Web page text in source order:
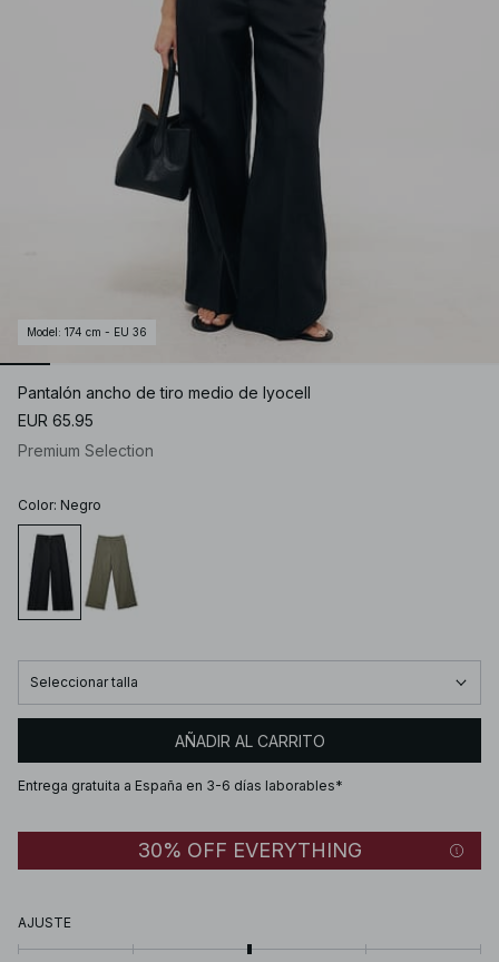
Model : 174 cm - EU 36
Pantalón ancho de tiro medio de lyocell
EUR 65.95
Premium Selection
Color: Negro
Seleccionar talla
AÑADIR AL CARRITO
Entrega gratuita a España en 3-6 días laborables*
30% OFF EVERYTHING
AJUSTE